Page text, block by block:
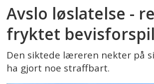
Avslo løslatelse -
fryktet
Den siktede læreren nekter på
ha gjort noe straffbart.